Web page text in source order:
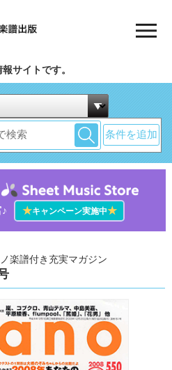
サイトです。
条件を追加
★キャンペーン実施中★
楽譜付き充実マガジン